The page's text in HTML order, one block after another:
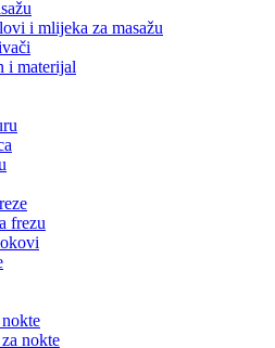
i mlijeka za masažu
i materijal
frezu
nokte